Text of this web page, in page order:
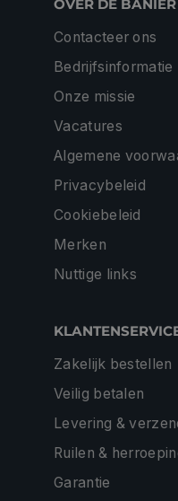
OVER DE BANIER
Contacteer ons
Bedrijfsinformatie
Onze missie
Vacatures
Algemene
Privacybeleid
Cookiebeleid
Merken
Nuttige links
Zakelijk bestellen
Veilig betalen
Levering &
Ruilen &
Garantie